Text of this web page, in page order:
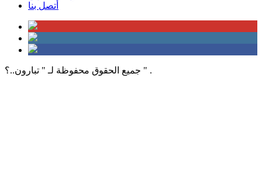
أتصل بنا
جميع الحقوق محفوظة لـ " تبارون..؟ " .